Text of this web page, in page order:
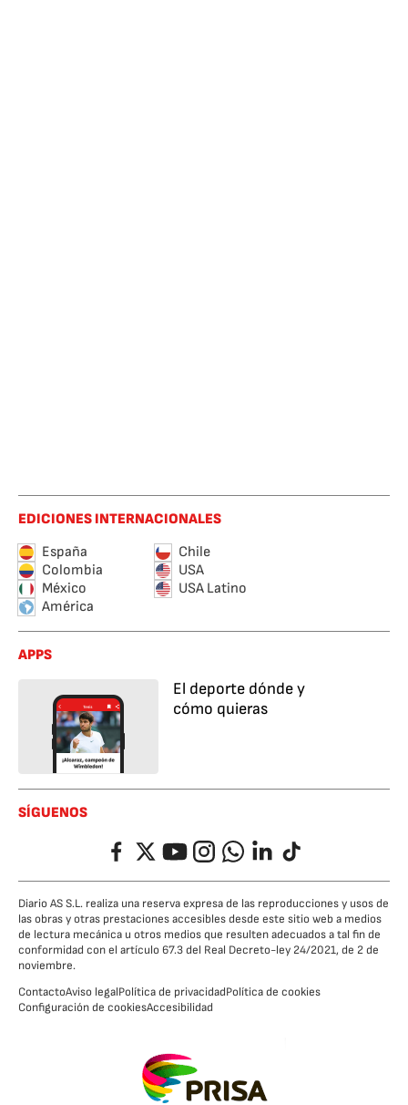
EDICIONES INTERNACIONALES
España
Chile
Colombia
USA
México
USA Latino
América
APPS
El deporte dónde y
cómo quieras
SÍGUENOS
FacebookTwitterYouTubeInstagramWhatsappLinkedIn
TikTok
Diario AS S.L. realiza una reserva expresa de las reproducciones y usos de
las obras y otras prestaciones accesibles desde este sitio web a medios
de lectura mecánica u otros medios que resulten adecuados a tal fin de
conformidad con el artículo 67.3 del Real Decreto-ley 24/2021, de 2 de
noviembre.
ContactoAviso legalPolítica de privacidadPolítica de cookies
Configuración de cookiesAccesibilidad